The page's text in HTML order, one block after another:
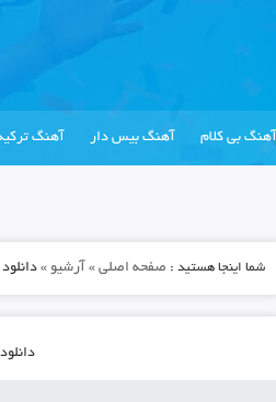
آهنگ بی کلام آهنگ بیس دار آهنگ
شما اینجا هستید : صفحه اصلی» آرشیو »